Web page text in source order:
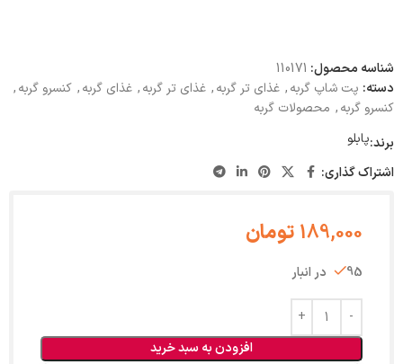
شناسه محصول: 110171
دسته: پت شاپ گربه, غذای تر گربه, غذای تر گربه, غذای گربه, کنسرو گربه,
کنسرو گربه, محصولات گربه
برند:پابلو
اشتراک گذاری:
189,000 تومان
95 در انبار
افزودن به سبد خرید